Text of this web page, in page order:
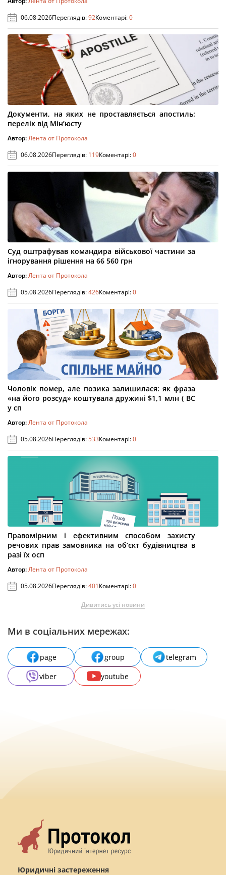
06.08.2026Переглядів:92Коментарі:0
Документи, на яких не проставляється апостиль:
перелік від Мін’юсту
Автор:Лента от Протокола
06.08.2026Переглядів: 119Коментарі:0
Суд оштрафував командира військової частини за
ігнорування рішення на 66 560 грн
Автор:Лента от Протокола
05.08.2026Переглядів:426Коментарі:0
Чоловік помер, але позика залишилася: як фраза
«на його розсуд» коштувала дружині $1,1 млн ( ВС
у сп
Автор:Лента от Протокола
05.08.2026Переглядів:533Коментарі:0
Правомірним і ефективним способом захисту
речових прав замовника на об’єкт будівництва в
разі їх осп
Автор:Лента от Протокола
05.08.2026Переглядів:401Коментарі:0
Дивитись усі новини
Ми в соціальних мережах:
page group
telegram
viber
youtube
Юридичні застереження